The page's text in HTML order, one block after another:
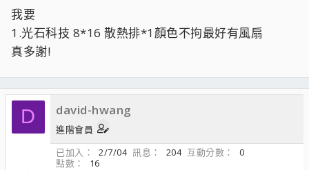
我要
1.光石科技 8*16 散熱排*1顏色不拘最好有風扇
真多謝!
D david-hwang
進階會員
已加入
2/7/04 訊息 204 互動分數
0
點數
16